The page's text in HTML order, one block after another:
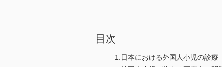
目次
1.日本における外国人小児の診